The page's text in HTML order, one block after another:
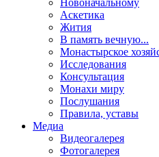
Новоначальному
Аскетика
Жития
В память вечную...
Монастырское
Исследования
Консультация
Монахи миру
Послушания
Правила, уставы
Медиа
Видеогалерея
Фотогалерея